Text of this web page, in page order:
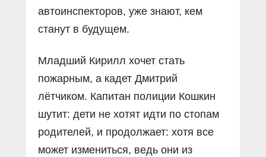
автоинспекторов, уже знают, кем
станут в будущем.
Младший Кирилл хочет стать
пожарным, а кадет Дмитрий
лётчиком. Капитан полиции Кошкин
шутит: дети не хотят идти по стопам
родителей, и продолжает: хотя все
может измениться, ведь они из